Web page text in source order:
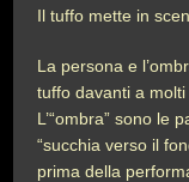
Il tuffo mette in
La persona e
tuffo davanti a
L’“ombra” sono le
“succhia verso il
prima della